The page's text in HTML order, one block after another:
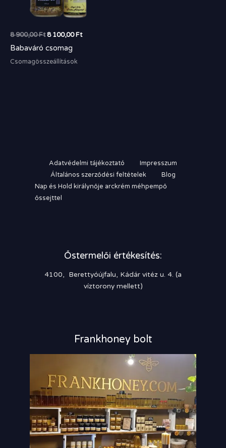
8 900,00Ft8 100,00Ft
Babaváró csomag
Csomagösszeállítások
Adatvédelmi tájékoztató
Impresszum
Általános szerződési feltételek
Blog
Nap és Hold királynője arckrém méhpempő
őssejttel
Őstermelői értékesítés:
4100, Berettyóújfalu, Kádár vitéz u. 4. (a
víztorony mellett)
Frankhoney bolt